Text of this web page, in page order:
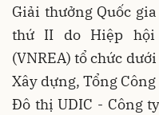
Giải thưởng Quốc
thứ II do Hiệp hội
(VNREA) tổ chức
Xây dựng, Tổng
Đô thị UDIC - Công